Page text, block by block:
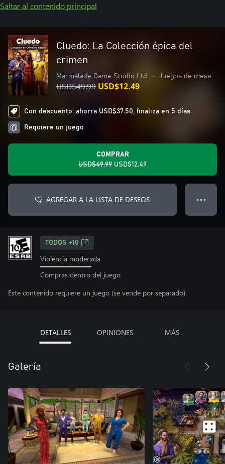
Saltar al contenido principal
Cluedo: La Colección épica del
crimen
Marmalade Game Studio Ltd. • Juegos de mesa
USD$49.99 USD$12.49
Con descuento: ahorra USD$37.50, finaliza en 5 días
Requiere un juego
COMPRAR
USD$49.99 USD$12.49
AGREGAR A LA LISTA DE DESEOS ● ● ●
TODOS +10
Violencia moderada
Compras dentro del juego
Este contenido requiere un juego (se vende por separado).
DETALLES OPINIONES MÁS
Galería